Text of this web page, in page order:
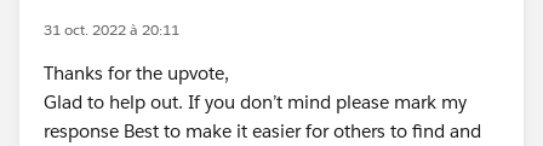
31 oct. 2022 à 20:11
Thanks for the upvote,
Glad to help out. If you don’t mind please mark my
response Best to make it easier for others to find and